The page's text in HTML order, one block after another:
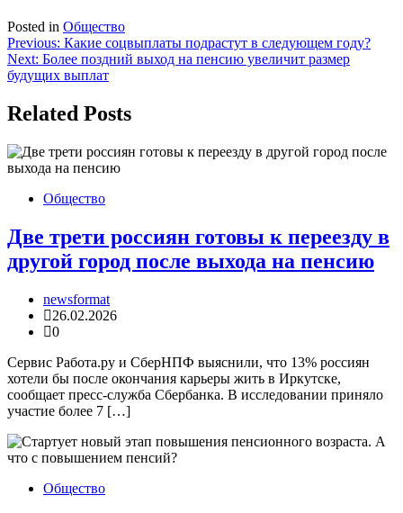
Posted in Общество
Навигация
по
Previous: Какие соцвыплаты подрастут в следующем году?
Next: Более поздний выход на пенсию увеличит размер
будущих выплат
Related Posts
Общество
Две трети россиян готовы к переезду в
другой город после выхода на пенсию
newsformat
26.02.2026
0
Сервис Работа.ру и СберНПФ выяснили, что 13% россиян
хотели бы после окончания карьеры жить в Иркутске,
сообщает пресс-служба Сбербанка. В исследовании приняло
участие более 7 […]
Общество